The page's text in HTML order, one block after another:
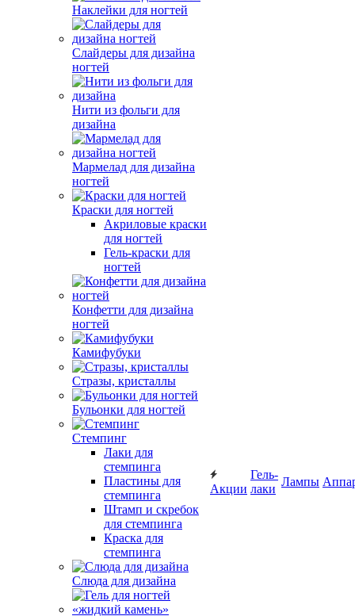
Наклейки для ногтей
Слайдеры для дизайна
ногтей
Нити из фольги для
дизайна
Мармелад для дизайна
ногтей
Краски для ногтей
Акриловые краски
для ногтей
Гель-краски для
ногтей
Конфетти для дизайна
ногтей
Камифубуки
Стразы, кристаллы
Бульонки для ногтей
Стемпинг
Лаки для
стемпинга
Пластины для
стемпинга
Штамп и скребок
для стемпинга
Краска для
стемпинга
Слюда для дизайна
Акции
Гель-
лаки
Лампы